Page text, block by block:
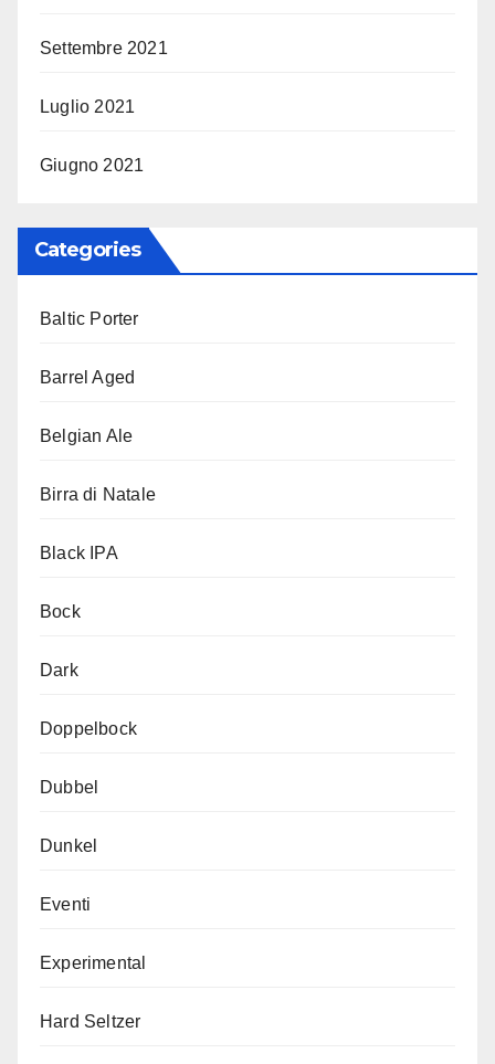
Settembre 2021
Luglio 2021
Giugno 2021
Categories
Baltic Porter
Barrel Aged
Belgian Ale
Birra di Natale
Black IPA
Bock
Dark
Doppelbock
Dubbel
Dunkel
Eventi
Experimental
Hard Seltzer